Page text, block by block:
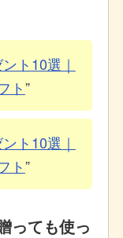
ト10選｜
ト
ト10選｜
ト
っても使っ